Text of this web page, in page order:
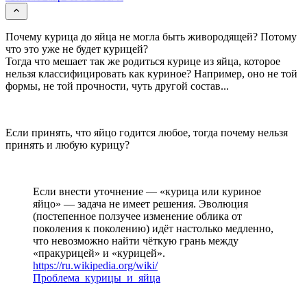
Почему курица до яйца не могла быть живородящей? Потому
что это уже не будет курицей?
Тогда что мешает так же родиться курице из яйца, которое
нельзя классифицировать как куриное? Например, оно не той
формы, не той прочности, чуть другой состав...
Если принять, что яйцо годится любое, тогда почему нельзя
принять и любую курицу?
Если внести уточнение — «курица или куриное
яйцо» — задача не имеет решения. Эволюция
(постепенное ползучее изменение облика от
поколения к поколению) идёт настолько медленно,
что невозможно найти чёткую грань между
«пракурицей» и «курицей».
https://ru.wikipedia.org/wiki/
Проблема_курицы_и_яйца